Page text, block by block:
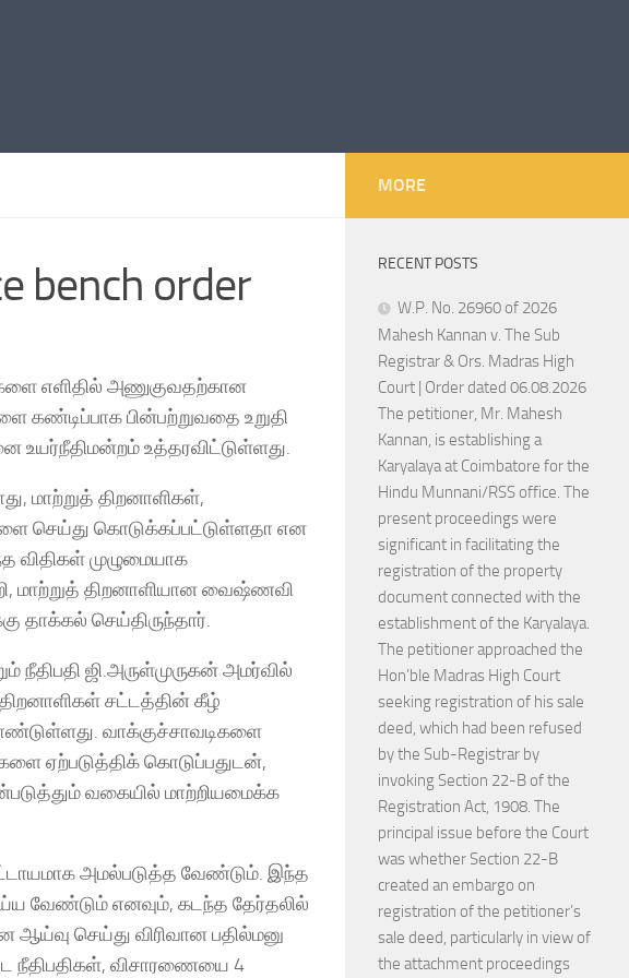
bench order
எளிதில் அணுகுவதற்கான
கண்டிப்பாக பின்பற்றுவதை உறுதி
உத்தரவிட்டுள்ளது.
மாற்றுத் திறனாளிகள்,
செய்து கொடுக்கப்பட்டுள்ளதா என
விதிகள் முழுமையாக
மாற்றுத் திறனாளியான வைஷ்ணவி
தாக்கல் செய்திருந்தார்.
ஜி.அருள்முருகன் அமர்வில்
சட்டத்தின் கீழ்
வாக்குச்சாவடிகளை
ஏற்படுத்திக் கொடுப்பதுடன்,
வகையில் மாற்றியமைக்க
அமல்படுத்த வேண்டும். இந்த
வேண்டும் எனவும், கடந்த தேர்தலில்
செய்து விரிவான பதில்மனு
நீதிபதிகள், விசாரணையை 4
MORE
RECENT POSTS
W.P. No. 26960 of 2026
Mahesh Kannan v. The Sub
Registrar & Ors. Madras High
Court | Order dated 06.08.2026
The petitioner, Mr. Mahesh
Kannan, is establishing a
Karyalaya at Coimbatore for the
Hindu Munnani/RSS office. The
present proceedings were
significant in facilitating the
registration of the property
document connected with the
establishment of the Karyalaya.
The petitioner approached the
Hon’ble Madras High Court
seeking registration of his sale
deed, which had been refused
by the Sub-Registrar by
invoking Section 22-B of the
Registration Act, 1908. The
principal issue before the Court
was whether Section 22-B
created an embargo on
registration of the petitioner’s
sale deed, particularly in view of
the attachment proceedings